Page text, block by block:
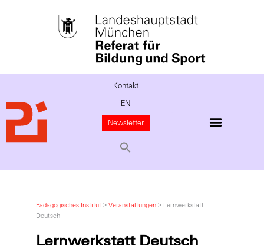
Kontakt
EN
Newsletter
Pädagogisches Institut > Veranstaltungen > Lernwerkstatt
Deutsch